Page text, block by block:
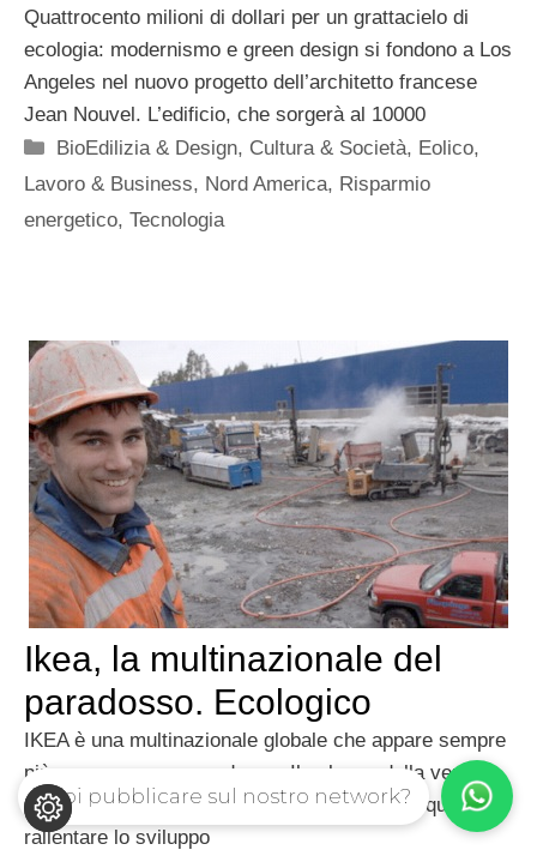
Quattrocento milioni di dollari per un grattacielo di
ecologia: modernismo e green design si fondono a Los
Angeles nel nuovo progetto dell’architetto francese
Jean Nouvel. L’edificio, che sorgerà al 10000
Categorie
BioEdilizia & Design, Cultura & Società, Eolico,
Lavoro & Business, Nord America, Risparmio
energetico, Tecnologia
Ikea, la multinazionale del
paradosso. Ecologico
IKEA è una multinazionale globale che appare sempre
più come un vero paradosso. Il colosso della vendita
al dettaglio, tra le ultime iniziative, ha varato quella di
rallentare lo sviluppo
Vuoi pubblicare sul nostro network?